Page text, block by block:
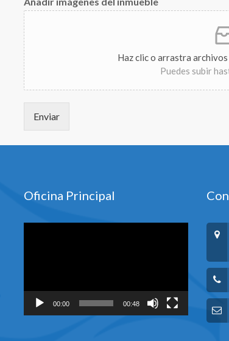
Haz clic o arrastra
Puedes subir
Enviar
Oficina Principal
00:00 00:48